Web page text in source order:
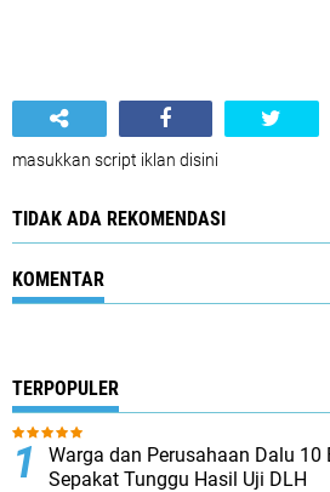
masukkan script iklan disini
TIDAK ADA REKOMENDASI
KOMENTAR
TERPOPULER
Warga dan Perusahaan Dalu 10
Sepakat Tunggu Hasil Uji DLH